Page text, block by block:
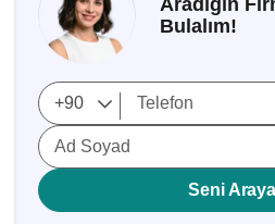
Aradığın
Bulalım!
Ad Soyad
Seni